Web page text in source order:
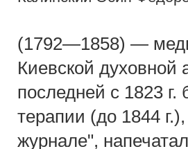
(1792—1858) —
Киевской духовной
последней с 1823
терапии (до 1844
журнале",